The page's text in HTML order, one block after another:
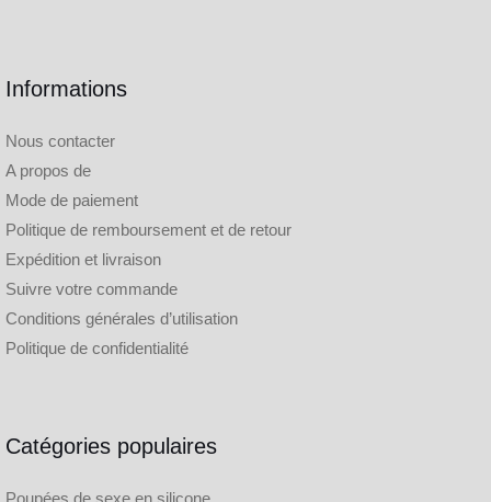
Informations
Nous contacter
A propos de
Mode de paiement
Politique de remboursement et de retour
Expédition et livraison
Suivre votre commande
Conditions générales d’utilisation
Politique de confidentialité
Catégories populaires